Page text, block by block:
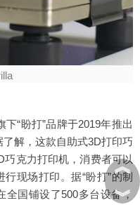
“盼打”品牌于2019年推出
解，这款自助式3D打印巧
克力打印机，消费者可以
现场打印。据“盼打”的制
国铺设了500多台设备，
︽
︾